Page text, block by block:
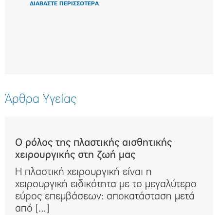
ΔΙΑΒΑΣΤΕ ΠΕΡΙΣΣΟΤΕΡΑ
Άρθρα Υγείας
Ο ρόλος της πλαστικής αισθητικής
χειρουργικής στη ζωή μας
Η πλαστική χειρουργική είναι η
χειρουργική ειδικότητα με τo μεγαλύτερο
εύρος επεμβάσεων: αποκατάσταση μετά
από […]